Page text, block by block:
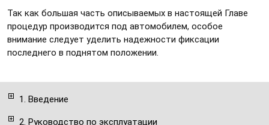
1. Введение
2. Руководство по эксплуатации
Так как большая часть описываемых в настоящей Главе
процедур производится под автомобилем, особое
внимание следует уделить надежности фиксации
последнего в поднятом положении.